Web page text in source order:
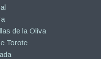
de la Oliva
Torote